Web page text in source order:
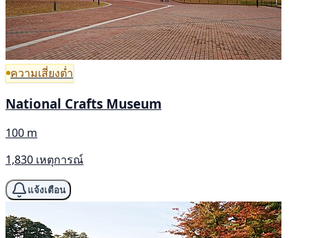
ความเสี่ยงต่ำ
National Crafts Museum
100 m
1,830 เหตุการณ์
แจ้งเตือน